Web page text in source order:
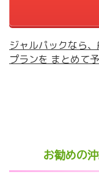
ジャルパックなら
プランを まとめて
お勧めの沖